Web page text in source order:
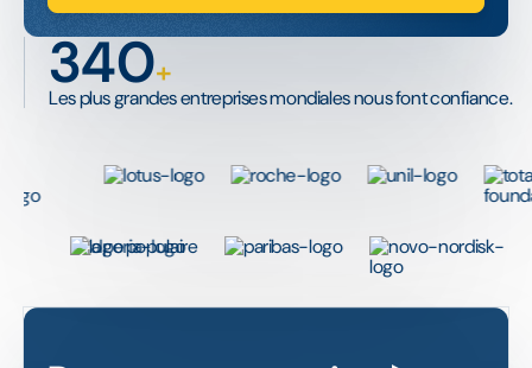
340+
Les plus grandes entreprises mondiales nous font confiance.